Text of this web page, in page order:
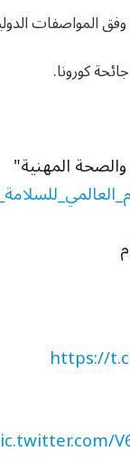
المواصفات
كورونا.
المهنية"
https://